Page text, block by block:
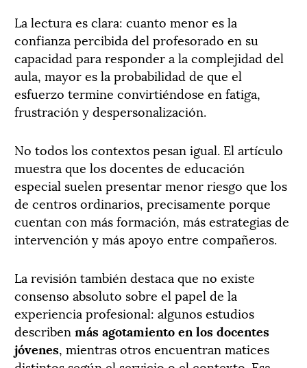
La lectura es clara: cuanto menor es la
confianza percibida del profesorado en su
capacidad para responder a la complejidad del
aula, mayor es la probabilidad de que el
esfuerzo termine convirtiéndose en fatiga,
frustración y despersonalización.
No todos los contextos pesan igual. El artículo
muestra que los docentes de educación
especial suelen presentar menor riesgo que los
de centros ordinarios, precisamente porque
cuentan con más formación, más estrategias de
intervención y más apoyo entre compañeros.
La revisión también destaca que no existe
consenso absoluto sobre el papel de la
experiencia profesional: algunos estudios
describen más agotamiento en los docentes
jóvenes, mientras otros encuentran matices